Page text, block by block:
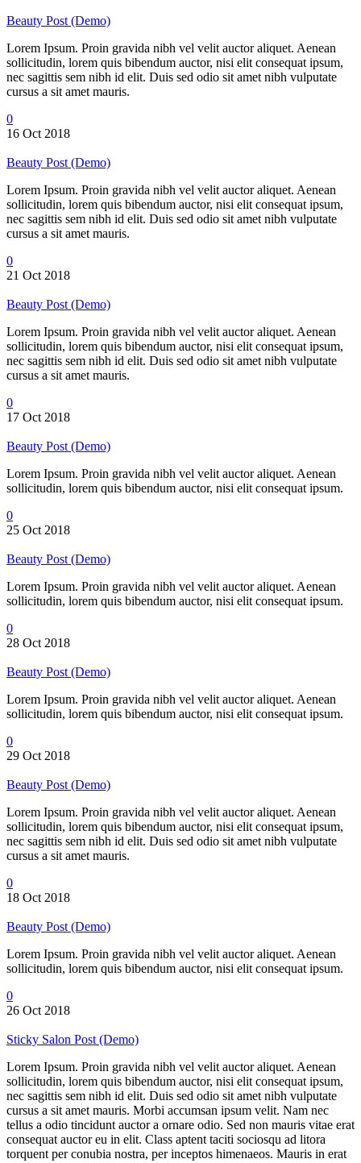
Beauty Post (Demo)
Lorem Ipsum. Proin gravida nibh vel velit auctor aliquet. Aenean
sollicitudin, lorem quis bibendum auctor, nisi elit consequat ipsum,
nec sagittis sem nibh id elit. Duis sed odio sit amet nibh vulputate
cursus a sit amet mauris.
0
16 Oct 2018
Beauty Post (Demo)
Lorem Ipsum. Proin gravida nibh vel velit auctor aliquet. Aenean
sollicitudin, lorem quis bibendum auctor, nisi elit consequat ipsum,
nec sagittis sem nibh id elit. Duis sed odio sit amet nibh vulputate
cursus a sit amet mauris.
0
21 Oct 2018
Beauty Post (Demo)
Lorem Ipsum. Proin gravida nibh vel velit auctor aliquet. Aenean
sollicitudin, lorem quis bibendum auctor, nisi elit consequat ipsum,
nec sagittis sem nibh id elit. Duis sed odio sit amet nibh vulputate
cursus a sit amet mauris.
0
17 Oct 2018
Beauty Post (Demo)
Lorem Ipsum. Proin gravida nibh vel velit auctor aliquet. Aenean
sollicitudin, lorem quis bibendum auctor, nisi elit consequat ipsum.
0
25 Oct 2018
Beauty Post (Demo)
Lorem Ipsum. Proin gravida nibh vel velit auctor aliquet. Aenean
sollicitudin, lorem quis bibendum auctor, nisi elit consequat ipsum.
0
28 Oct 2018
Beauty Post (Demo)
Lorem Ipsum. Proin gravida nibh vel velit auctor aliquet. Aenean
sollicitudin, lorem quis bibendum auctor, nisi elit consequat ipsum.
0
29 Oct 2018
Beauty Post (Demo)
Lorem Ipsum. Proin gravida nibh vel velit auctor aliquet. Aenean
sollicitudin, lorem quis bibendum auctor, nisi elit consequat ipsum,
nec sagittis sem nibh id elit. Duis sed odio sit amet nibh vulputate
cursus a sit amet mauris.
0
18 Oct 2018
Beauty Post (Demo)
Lorem Ipsum. Proin gravida nibh vel velit auctor aliquet. Aenean
sollicitudin, lorem quis bibendum auctor, nisi elit consequat ipsum.
0
26 Oct 2018
Sticky Salon Post (Demo)
Lorem Ipsum. Proin gravida nibh vel velit auctor aliquet. Aenean
sollicitudin, lorem quis bibendum auctor, nisi elit consequat ipsum,
nec sagittis sem nibh id elit. Duis sed odio sit amet nibh vulputate
cursus a sit amet mauris. Morbi accumsan ipsum velit. Nam nec
tellus a odio tincidunt auctor a ornare odio. Sed non mauris vitae erat
consequat auctor eu in elit. Class aptent taciti sociosqu ad litora
torquent per conubia nostra, per inceptos himenaeos. Mauris in erat